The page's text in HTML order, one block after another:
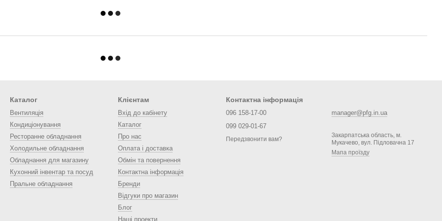
Каталог
Вентиляція
Кондиціонування
Ресторанне обладнання
Холодильне обладнання
Обладнання для магазину
Кухонний інвентар та посуд
Пральне обладнання
Клієнтам
Вхід до кабінету
Каталог
Про нас
Оплата і доставка
Обмін та повернення
Контактна інформація
Бренди
Відгуки про магазин
Блог
Наші проекти
Контактна інформація
096 158-17-00
099 029-01-67
Передзвонити вам?
manager@pfg.in.ua
Закарпатська область, м.
Мукачево, вул. Підловачна 17
Мапа проїзду